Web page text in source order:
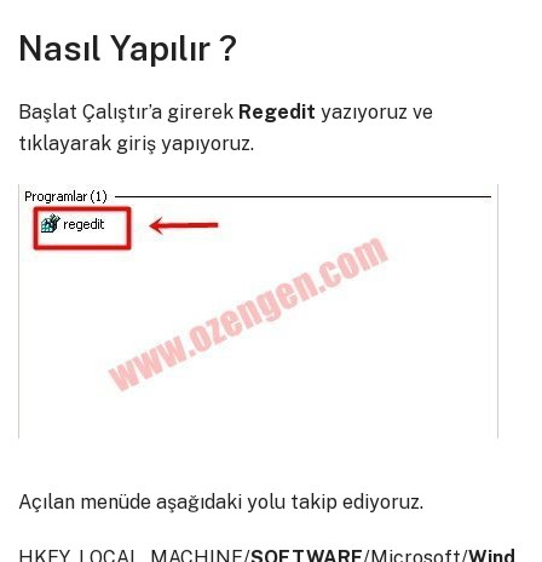
Nasıl Yapılır ?
Başlat Çalıştır’a girerek Regedit yazıyoruz ve
tıklayarak giriş yapıyoruz.
Açılan menüde aşağıdaki yolu takip ediyoruz.